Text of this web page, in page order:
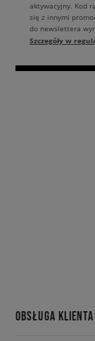
Żródło:
Vogue Australia.
https://
gallery/
Vogue Australia.
gallery/
aktywacyjny. Kod
się z innymi
do newslettera
Szczegóły w
OBSŁUGA KLIENTA